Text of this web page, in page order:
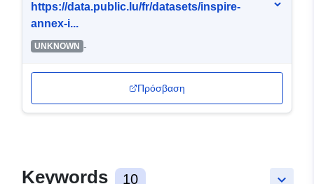
https://data.public.lu/fr/datasets/inspire-
annex-i...
UNKNOWN -
Πρόσβαση
keyboard_arrow_down
Keywords 10